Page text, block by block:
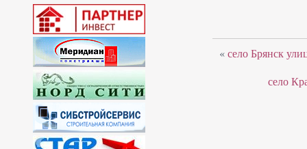
«село Брянск
село